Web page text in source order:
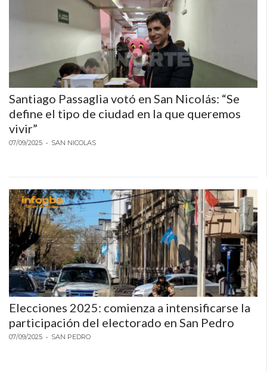
AIRES)
MEJOR
GIMNASIO
DE
PERGAMINO
PRECIOS
EN
SUPLEMENTOS
DEPORTIVOS
EN
PERGAMINO
SUPLEMENTOS
DEPORTIVOS
EN
PERGAMINO:
Santiago Passaglia votó en San Nicolás: “Se
define el tipo de ciudad en la que queremos
vivir”
07/09/2025 • SAN NICOLAS
Elecciones 2025: comienza a intensificarse la
participación del electorado en San Pedro
07/09/2025 • SAN PEDRO